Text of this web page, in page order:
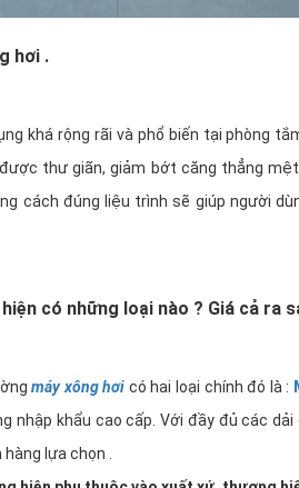
hơi .
khá rộng rãi và phổ biến tại phòng
thư giãn, giảm bớt căng thẳng
cách đúng liệu trình sẽ giúp người
có những loại nào ? Giá cả ra
máy xông hơi có hai loại chính đó là :
nhập khẩu cao cấp. Với đầy đủ các
lựa chọn .